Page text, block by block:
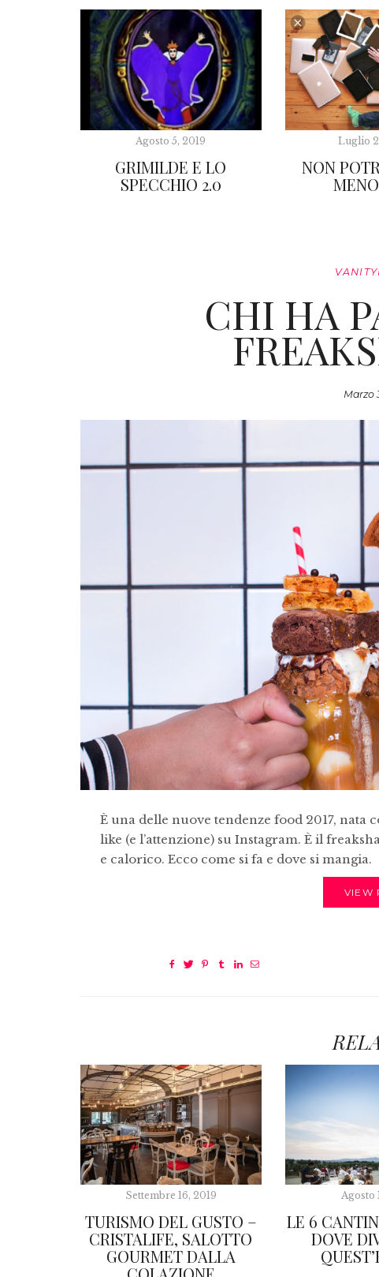
Agosto 5, 2019
GRIMILDE E LO
SPECCHIO 2.0
Luglio
NON
CHI HA
Marzo
È una delle nuove tendenze food 2017,
like (e l’attenzione) su Instagram. È il
e calorico. Ecco come si fa e dove si mangia.
VIEW
Settembre 16, 2019
TURISMO DEL GUSTO –
CRISTALIFE, SALOTTO
GOURMET DALLA
Agosto
LE 6
DOVE